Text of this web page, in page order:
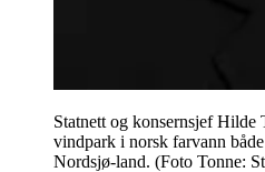
Statnett og konsernsjef Hilde
vindpark i norsk farvann
Nordsjø-land. (Foto Tonne: